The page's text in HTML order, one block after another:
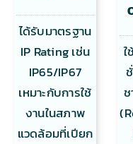
ได้รับมาตรฐาน
IP Rating เช่น
IP65/IP67
เหมาะกับการใช้
งานในสภาพ
แวดล้อมที่เปียก